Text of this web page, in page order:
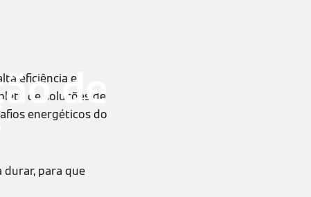
de
eficiência e
de soluções de
energéticos do
para que